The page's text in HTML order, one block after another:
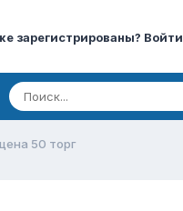
зарегистрированы? Войти
50 торг